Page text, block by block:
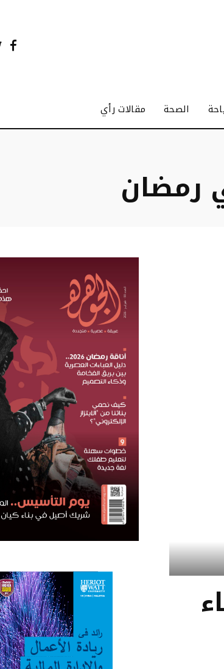
الصحة مقالات رأي
رمضان